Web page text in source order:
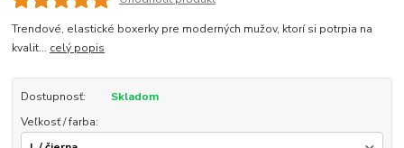
Trendové, elastické boxerky pre moderných mužov, ktorí si potrpia na
kvalit... celý popis
Dostupnosť:
Skladom
Veľkosť / farba: